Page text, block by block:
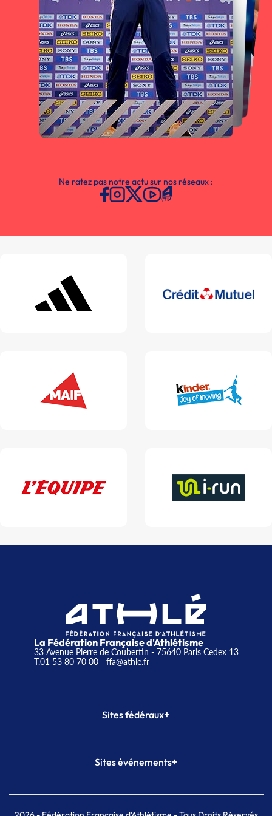
Ne ratez pas notre actu sur nos réseaux :
La Fédération Française d'Athlétisme
33 Avenue Pierre de Coubertin - 75640 Paris Cedex 13
T.01 53 80 70 00- ffa@athle.fr
Sites fédéraux+
Plateforme Formation
Sites événements+
Meeting de Paris indoor
MAIF Ekiden de Paris